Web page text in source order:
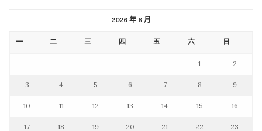
2026 年 8 月
一 二 三 四 五 六 日
1 2
3 4 5 6 7 8 9
10 11 12 13 14 15 16
17 18 19 20 21 22 23